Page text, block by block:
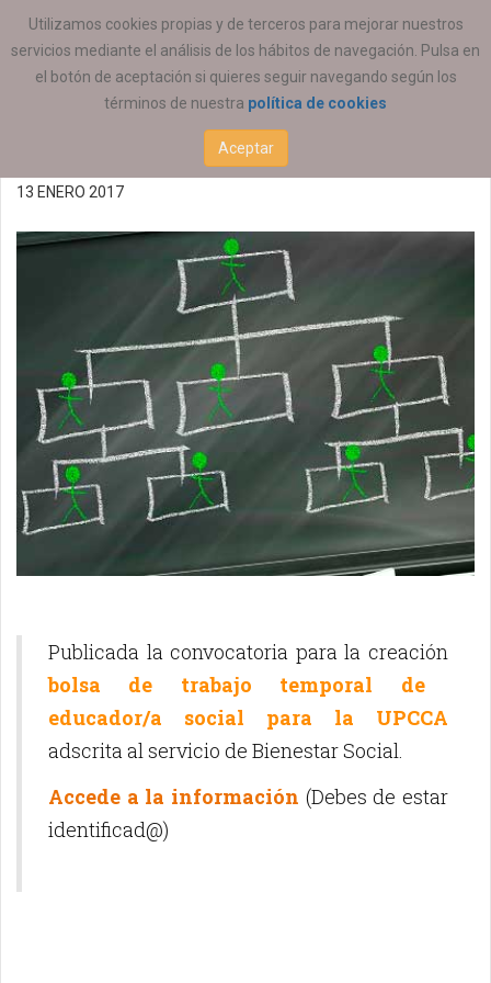
Utilizamos cookies propias y de terceros para mejorar nuestros
servicios mediante el análisis de los hábitos de navegación. Pulsa en
el botón de aceptación si quieres seguir navegando según los
términos de nuestra política de cookies
Aceptar
ESTÁ AQUÍ: ACTUALIDAD COEESCV
Bolsa de Educador/a
Social para UPCCA (P)
13 ENERO 2017
Publicada la convocatoria para la creación
bolsa de trabajo temporal de
educador/a social para la UPCCA
adscrita al servicio de Bienestar Social.
Accede a la información (Debes de estar
identificad@)